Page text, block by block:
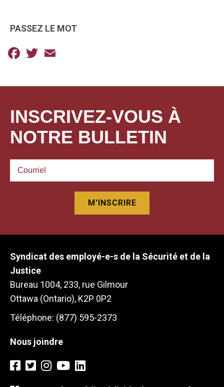
PASSEZ LE MOT
Facebook
Twitter
INSCRIVEZ-VOUS À
NOTRE BULLETIN
Syndicat des employé-e-s de la Sécurité et de la
Justice
Bureau 1004, 233, rue Gilmour
Ottawa (Ontario), K2P 0P2
Téléphone: (877) 595-2373
Nous joindre